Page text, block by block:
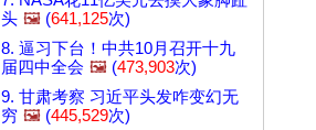
头 🖼️ (641,125次)
8. 逼习下台！中共10月召开十九
届四中全会 🖼️ (473,903次)
9. 甘肃考察 习近平头发咋变幻无
穷 🖼️ (445,529次)